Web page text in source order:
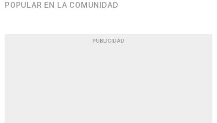
POPULAR EN LA COMUNIDAD
PUBLICIDAD